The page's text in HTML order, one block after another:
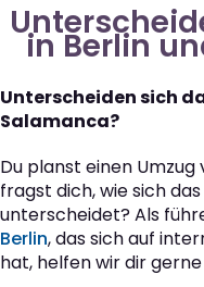
in Berlin
Unterscheiden sich
Salamanca?
Du planst einen
fragst dich, wie sich
unterscheidet? Als
Berlin, das sich auf
hat, helfen wir dir